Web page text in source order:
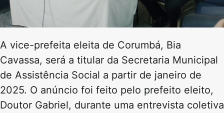
A vice-prefeita eleita de Corumbá, Bia
Cavassa, será a titular da Secretaria Municipal
de Assistência Social a partir de janeiro de
2025. O anúncio foi feito pelo prefeito eleito,
Doutor Gabriel, durante uma entrevista coletiva